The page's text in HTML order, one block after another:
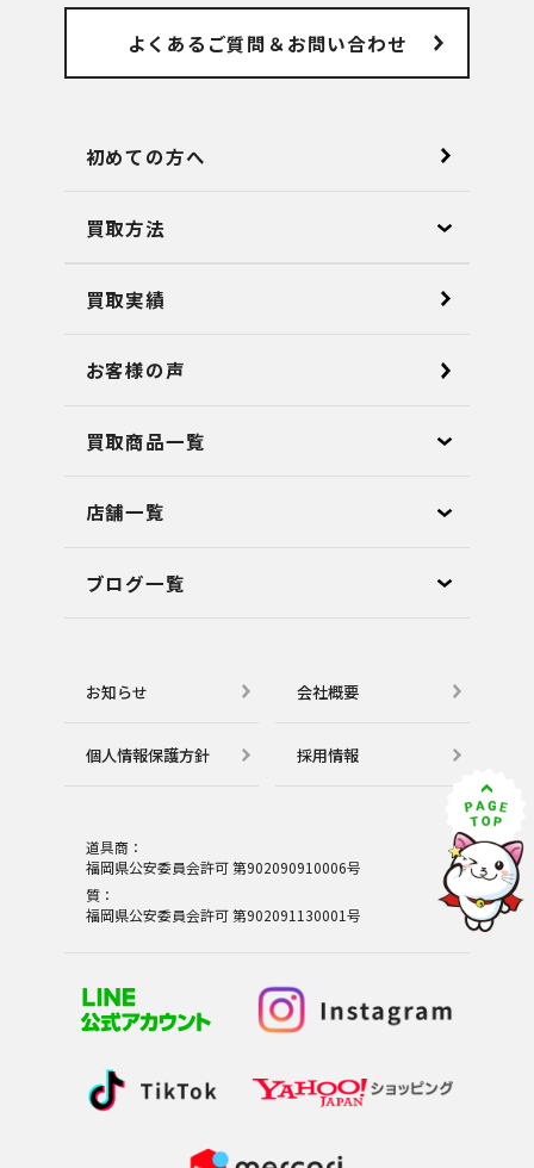
よくあるご質問 ＆お問い合わせ
初めての方へ
買取方法
買取実績
お客様の声
買取商品一覧
店舗⼀覧
ブログ⼀覧
お知らせ 会社概要
個⼈情報保護⽅針 採用情報
道具商：
福岡県公安委員会許可 第902090910006号
質：
福岡県公安委員会許可 第902091130001号